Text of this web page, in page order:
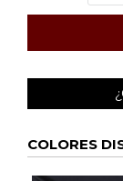
COLORES